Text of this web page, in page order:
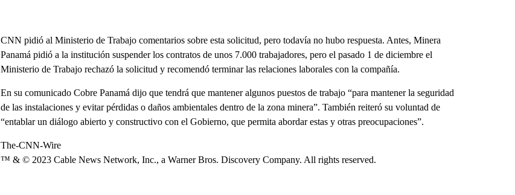
CNN pidió al Ministerio de Trabajo comentarios sobre esta solicitud, pero todavía no hubo respuesta. Antes, Minera
Panamá pidió a la institución suspender los contratos de unos 7.000 trabajadores, pero el pasado 1 de diciembre el
Ministerio de Trabajo rechazó la solicitud y recomendó terminar las relaciones laborales con la compañía.
En su comunicado Cobre Panamá dijo que tendrá que mantener algunos puestos de trabajo “para mantener la seguridad
de las instalaciones y evitar pérdidas o daños ambientales dentro de la zona minera”. También reiteró su voluntad de
“entablar un diálogo abierto y constructivo con el Gobierno, que permita abordar estas y otras preocupaciones”.
The-CNN-Wire
™ & © 2023 Cable News Network, Inc., a Warner Bros. Discovery Company. All rights reserved.